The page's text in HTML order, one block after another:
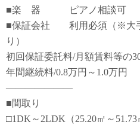
■楽 器 ピアノ相談可
■保証会社 利用必須（※大手
り）
初回保証委託料/月額賃料等の
年間継続料/0.8万円～1.0万円
―――――――
■間取り
□1DK～2LDK（25.20㎡～51.73